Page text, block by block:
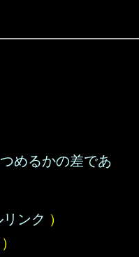
めるかの差であ
ンク ）
）